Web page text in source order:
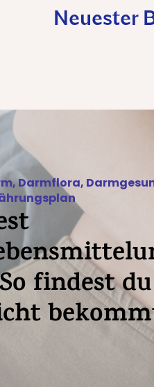
Neuester
,Darmflora,
findest